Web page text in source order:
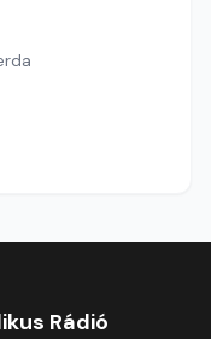
Rádió